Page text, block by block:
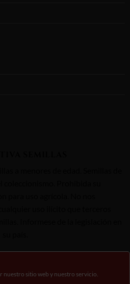
nuestro sitio web y nuestro servicio.